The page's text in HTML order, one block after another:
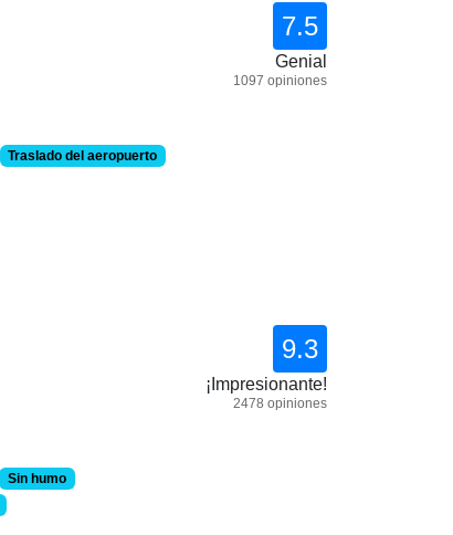
Traslado del aeropuerto
7.5
Genial
1097 opiniones
Sin humo
9.3
¡Impresionante!
2478 opiniones